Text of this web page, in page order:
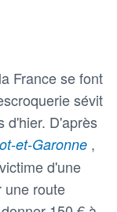
France se font
sévit
d'hier. D'après
et-Garonne ,
d'une
une route